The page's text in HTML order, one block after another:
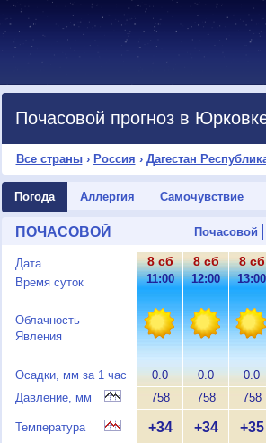
Почасовой прогноз в
Все страны› Россия › Дагестан
Погода Аллергия Самочувствие
ПОЧАСОВОЙ Почасовой
Дата
Время суток
Облачность
Явления
Осадки, мм за 1 час
Давление, мм
Температура
8 сб
11:00
0.0
758
+34
8 сб
12:00
0.0
758
+34
8 сб
13:00
0.0
758
+35